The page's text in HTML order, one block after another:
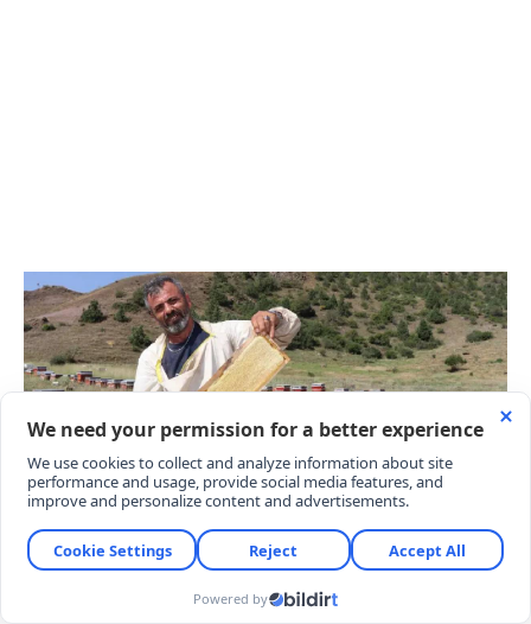
3 TON DOĞAL BAL REKOLTESİ